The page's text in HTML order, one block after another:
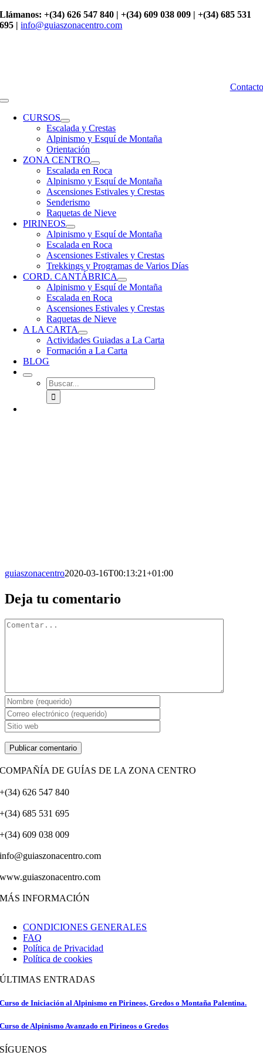
Saltar
al
Llámanos: +(34) 626 547 840 | +(34) 609 038 009 | +(34) 685 531
695 | info@guiaszonacentro.com
Contacto
Toggle
NavigationCURSOS
Escalada y Crestas
Alpinismo y Esquí de Montaña
Orientación
ZONA CENTRO
Escalada en Roca
Alpinismo y Esquí de Montaña
Ascensiones Estivales y Crestas
Senderismo
Raquetas de Nieve
PIRINEOS
Alpinismo y Esquí de Montaña
Escalada en Roca
Ascensiones Estivales y Crestas
Trekkings y Programas de Varios Días
CORD. CANTÁBRICA
Alpinismo y Esquí de Montaña
Escalada en Roca
Ascensiones Estivales y Crestas
Raquetas de Nieve
A LA CARTA
Actividades Guiadas a La Carta
Formación a La Carta
BLOG
Buscar:
guiaszonacentro2020-03-16T00:13:21+01:00
Facebook
X
Reddit
LinkedIn
WhatsApp
Tumblr
Pinterest
Vk
Correo
electrónico
Deja tu comentario
Comentario
COMPAÑÍA DE GUÍAS DE LA ZONA CENTRO
+(34) 626 547 840
+(34) 685 531 695
+(34) 609 038 009
info@guiaszonacentro.com
www.guiaszonacentro.com
MÁS INFORMACIÓN
CONDICIONES GENERALES
FAQ
Política de Privacidad
Política de cookies
ÚLTIMAS ENTRADAS
Curso de Iniciación al Alpinismo en Pirineos, Gredos o Montaña Palentina.
Curso de Alpinismo Avanzado en Pirineos o Gredos
SÍGUENOS